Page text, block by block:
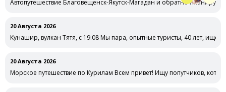
Автопутешествие Благовещенск-Якутск-Магадан и обратно Планирую
20 Августа 2026
Кунашир, вулкан Тятя, с 19.08 Мы пара, опытные туристы, 40 лет,
20 Августа 2026
Морское путешествие по Курилам Всем привет! Ищу попутчиков,